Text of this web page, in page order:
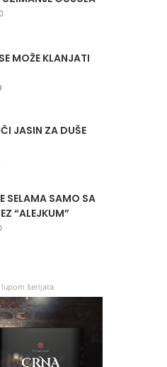
MOŽE KLANJATI
JASIN ZA DUŠE
SELAMA SAMO SA
“ALEJKUM”
šerijata